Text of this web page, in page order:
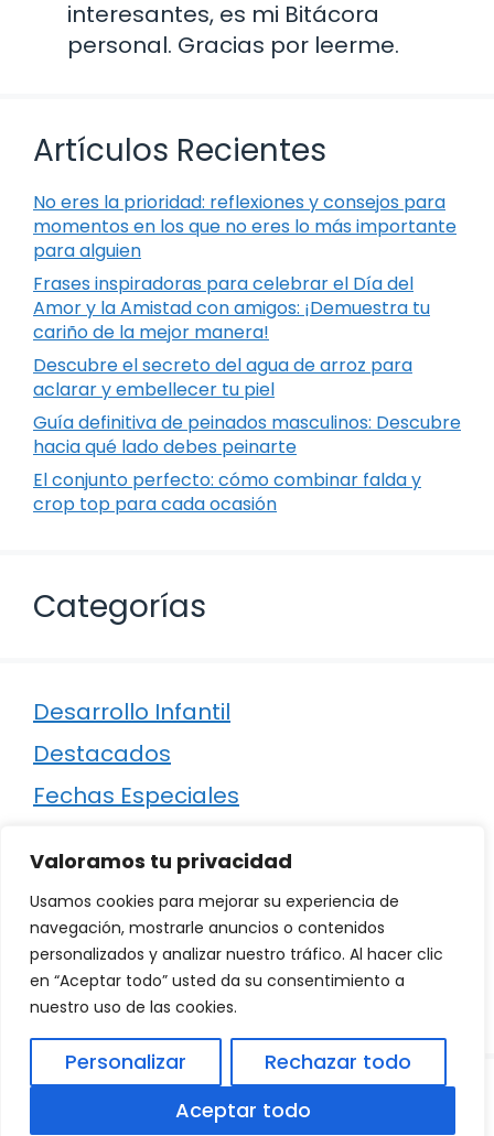
Valoramos tu privacidad
Usamos cookies para mejorar su experiencia de
navegación, mostrarle anuncios o contenidos
personalizados y analizar nuestro tráfico. Al hacer clic
en “Aceptar todo” usted da su consentimiento a
nuestro uso de las cookies.
Personalizar
Rechazar todo
Aceptar todo
interesantes, es mi Bitácora
personal. Gracias por leerme.
Artículos Recientes
No eres la prioridad: reflexiones y consejos para
momentos en los que no eres lo más importante
para alguien
Frases inspiradoras para celebrar el Día del
Amor y la Amistad con amigos: ¡Demuestra tu
cariño de la mejor manera!
Descubre el secreto del agua de arroz para
aclarar y embellecer tu piel
Guía definitiva de peinados masculinos: Descubre
hacia qué lado debes peinarte
El conjunto perfecto: cómo combinar falda y
crop top para cada ocasión
Categorías
Desarrollo Infantil
Destacados
Fechas Especiales
Regalos
Relaciones
Ropa
Política de Privacidad Aviso Legal|
Política de Cookies